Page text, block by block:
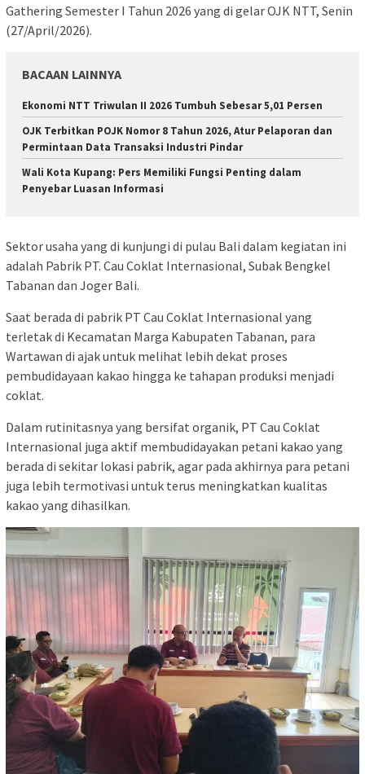
Gathering Semester I Tahun 2026 yang di gelar OJK NTT, Senin
(27/April/2026).
BACAAN LAINNYA
Ekonomi NTT Triwulan II 2026 Tumbuh Sebesar 5,01 Persen
OJK Terbitkan POJK Nomor 8 Tahun 2026, Atur Pelaporan dan
Permintaan Data Transaksi Industri Pindar
Wali Kota Kupang: Pers Memiliki Fungsi Penting dalam
Penyebar Luasan Informasi
Sektor usaha yang di kunjungi di pulau Bali dalam kegiatan ini
adalah Pabrik PT. Cau Coklat Internasional, Subak Bengkel
Tabanan dan Joger Bali.
Saat berada di pabrik PT Cau Coklat Internasional yang
terletak di Kecamatan Marga Kabupaten Tabanan, para
Wartawan di ajak untuk melihat lebih dekat proses
pembudidayaan kakao hingga ke tahapan produksi menjadi
coklat.
Dalam rutinitasnya yang bersifat organik, PT Cau Coklat
Internasional juga aktif membudidayakan petani kakao yang
berada di sekitar lokasi pabrik, agar pada akhirnya para petani
juga lebih termotivasi untuk terus meningkatkan kualitas
kakao yang dihasilkan.